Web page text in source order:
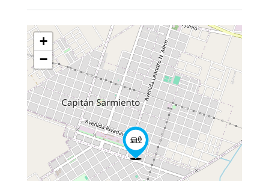
+
−